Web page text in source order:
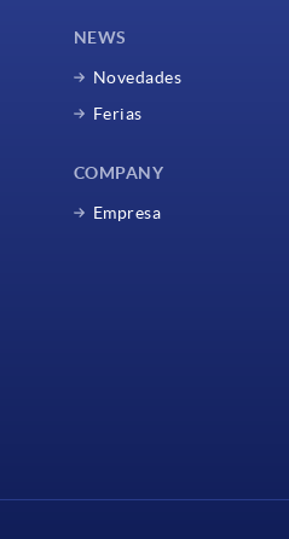
NEWS
Novedades
Ferias
COMPANY
Empresa